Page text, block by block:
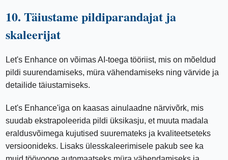
10. Täiustame pildiparandajat ja
skaleerijat
Let's Enhance on võimas AI-toega tööriist, mis on mõeldud
pildi suurendamiseks, müra vähendamiseks ning värvide ja
detailide täiustamiseks.
Let's Enhance'iga on kaasas ainulaadne närvivõrk, mis
suudab ekstrapoleerida pildi üksikasju, et muuta madala
eraldusvõimega kujutised suuremateks ja kvaliteetseteks
versioonideks. Lisaks ülesskaleerimisele pakub see ka